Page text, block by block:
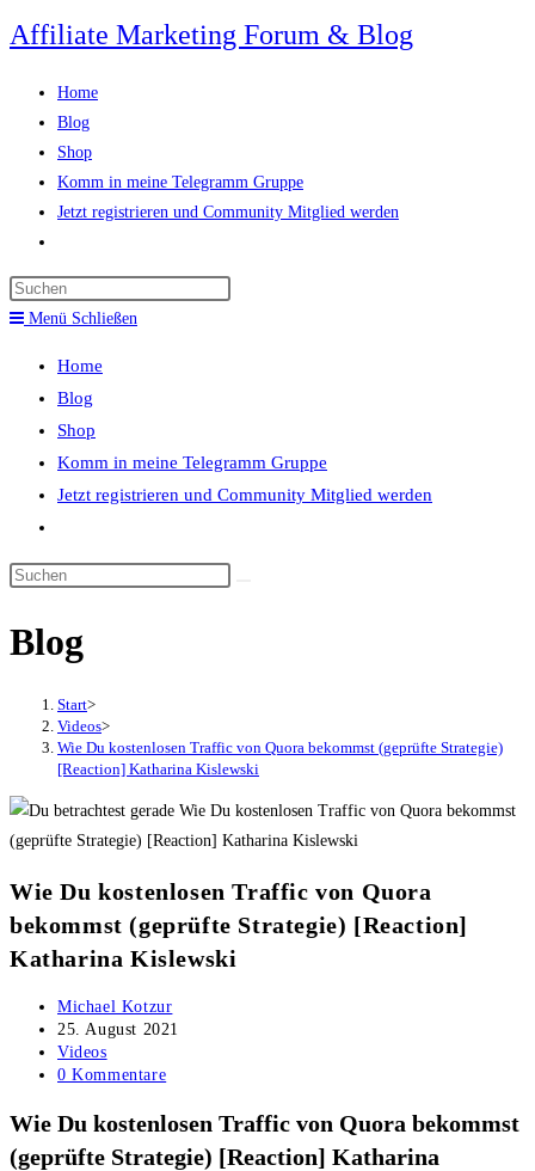
Zum
Inhalt
springen
Affiliate Marketing Forum & Blog
Home
Blog
Shop
Komm in meine Telegramm Gruppe
Jetzt registrieren und Community Mitglied werden
umschalten
panel.
Menü Schließen
Home
Blog
Shop
Komm in meine Telegramm Gruppe
Jetzt registrieren und Community Mitglied werden
umschalten
Diese
durchsuchen
Blog
Start>
Videos>
Wie Du kostenlosen Traffic von Quora bekommst (geprüfte Strategie)
[Reaction] Katharina Kislewski
Wie Du kostenlosen Traffic von Quora
bekommst (geprüfte Strategie) [Reaction]
Katharina Kislewski
Beitrags-
Autor:
Michael Kotzur
Beitrag
veröffentlicht:
25. August 2021
Beitrags-
Kategorie:
Videos
Beitrags-
0 Kommentare
Wie Du kostenlosen Traffic von Quora bekommst
(geprüfte Strategie) [Reaction] Katharina